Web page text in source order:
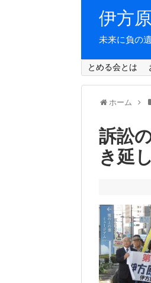
伊方
未来に負の
とめる会とは
ホーム
訴訟
き延